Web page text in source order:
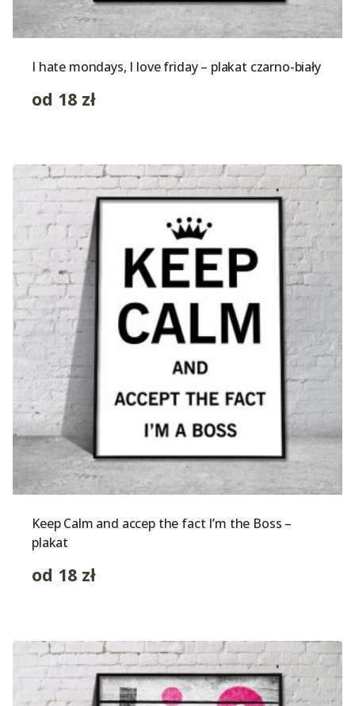
I hate mondays, I love friday – plakat czarno-biały
od 18 zł
Keep Calm and accep the fact I’m the Boss –
plakat
od 18 zł